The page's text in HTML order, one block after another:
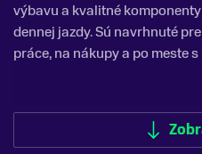
výbavu a kvalitné
dennej jazdy. Sú navrhnuté
práce, na nákupy a po meste